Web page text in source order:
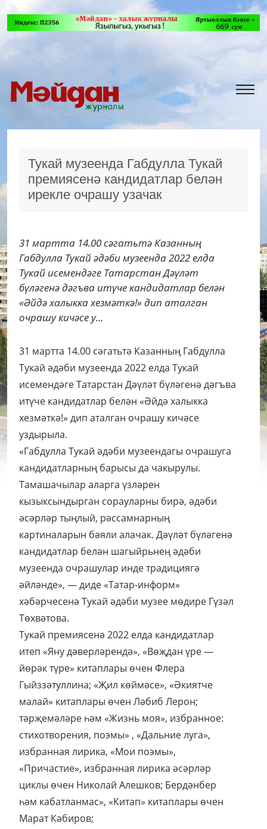
Тукай музеенда Габдулла Тукай
премиясенә кандидатлар белән
ирекле очрашу узачак
31 мартта 14.00 сәгатьтә Казанның
Габдулла Тукай әдәби музеенда 2022 елда
Тукай исемендәге Татарстан Дәүләт
бүләгенә дәгъва итүче кандидатлар белән
«Әйдә халыкка хезмәткә!» дип аталган
очрашу кичәсе у...
31 мартта 14.00 сәгатьтә Казанның Габдулла
Тукай әдәби музеенда 2022 елда Тукай
исемендәге Татарстан Дәүләт бүләгенә дәгъва
итүче кандидатлар белән «Әйдә халыкка
хезмәткә!» дип аталган очрашу кичәсе
уздырыла.
«Габдулла Тукай әдәби музеендагы очрашуга
кандидатларның барысы да чакырулы.
Тамашачылар аларга үзләрен
кызыксындырган сорауларны бирә, әдәби
әсәрләр тыңлый, рәссамнарның
картиналарын бәяли алачак. Дәүләт бүләгенә
кандидатлар белән шагыйрьнең әдәби
музеенда очрашулар инде традициягә
әйләнде», — диде «Татар-информ»
хәбәрчесенә Тукай әдәби музее мөдире Гүзәл
Төхвәтова.
Тукай премиясенә 2022 елда кандидатлар
итеп «Яну дәверләрендә», «Вөҗдан үре —
йөрәк түре» китаплары өчен Флера
Гыйззәтуллина; «Җил көймәсе», «Әкиятче
малай» китаплары өчен Ләбиб Лерон;
тәрҗемәләре һәм «Жизнь моя», избранное:
стихотворения, поэмы» , «Дальние луга»,
избранная лирика, «Мои поэмы»,
«Причастие», избранная лирика әсәрләр
циклы өчен Николай Алешков; Бердәнбер
һәм кабатланмас», «Китап» китаплары өчен
Марат Кәбиров;